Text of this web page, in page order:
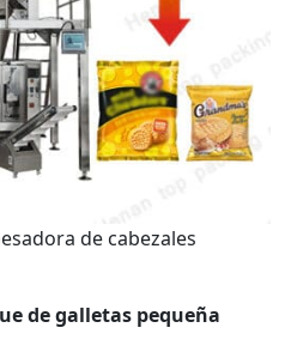
de cabezales
de galletas pequeña